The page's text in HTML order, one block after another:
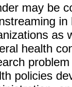
may be
as
health
policies